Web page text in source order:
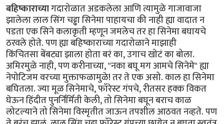
बहिष्काराच्यागदारोळात अडकलेला आणि त्यामुळे गाजावाजा
झालेला लाल सिंग चढ्ढा सिनेमा पाहायचा की नाही ह्या वादात न
पडता एक सिने कलाकृती म्हणून जमलेच तर हा सिनेमा बघायचे
ठरवले होते. पण ह्या बहिष्काराच्या गदारोळाने माझाही
किंचितसा बेंबट्या झाला होता बरं का, उगाच खोटं का बोला.
अमिरमुळे नाही, पण करीनाच्या, "नका बघू मग आमचे सिनेमे" ह्या
नेपोटिजम वरच्या मुक्ताफळामुळे! तर ते एक असो. काल हा सिनेमा
बघितला. ज्या मूळ सिनेमाचे, फॉरेस्ट गंपचे, रीतसर हक्क विकत
घेऊन हिंदीत पुनर्निर्मिती केली, तो सिनेमा बघून बराच काळ
लोटल्याने तो सिनेमा विस्मृतीत जाऊन तपशील आठवत नव्हते. पण